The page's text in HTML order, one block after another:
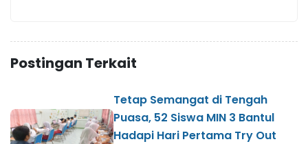
Postingan Terkait
Tetap Semangat di Tengah
Puasa, 52 Siswa MIN 3 Bantul
Hadapi Hari Pertama Try Out